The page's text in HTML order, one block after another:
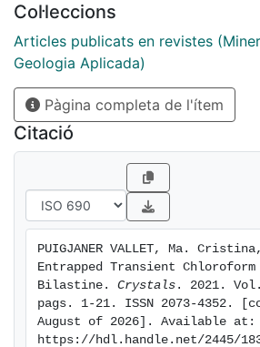
diffraction data has allowed the
characterization of these solvates,
heterosolvates (S3CHCl3-H2O and
SCHCl3 a monosolvate. Moreover,
dependent stability and
the chloroform solvates and the
BL have been studied.
Col·leccions
Articles publicats en revistes
Geologia Aplicada)
Pàgina completa de l'ítem
Citació
PUIGJANER VALLET, Ma.
Entrapped Transient
Bilastine. Crystals . 2021.
pags. 1-21. ISSN 2073-4352.
August of 2026]. Available at:
https://hdl.handle.net/2445/